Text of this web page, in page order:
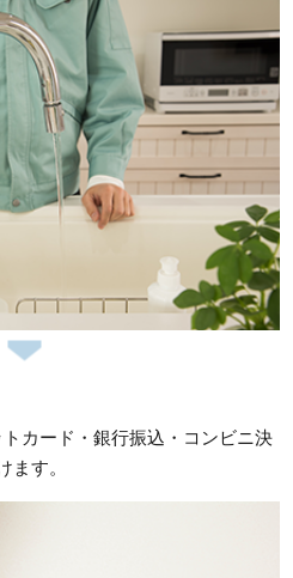
カード・銀行振込・コンビニ決
ます。